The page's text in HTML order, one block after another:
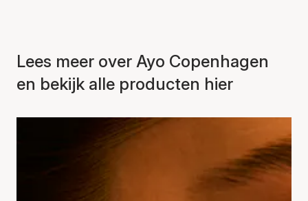
Lees meer over Ayo Copenhagen
en bekijk alle producten hier